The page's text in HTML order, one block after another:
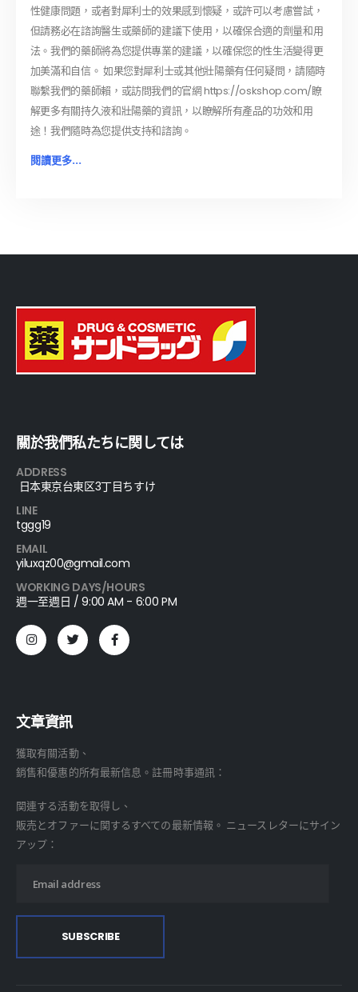
性健康問題，或者對犀利士的效果感到懷疑，或許可以考慮嘗試，
但請務必在諮詢醫生或藥師的建議下使用，以確保合適的劑量和用
法。我們的藥師將為您提供專業的建議，以確保您的性生活變得更
加美滿和自信。 如果您對犀利士或其他壯陽藥有任何疑問，請隨時
聯繫我們的藥師賴，或訪問我們的官網 https://oskshop.com/瞭
解更多有關持久液和壯陽藥的資訊，以瞭解所有產品的功效和用
途！我們隨時為您提供支持和諮詢。
閱讀更多...
關於我們私たちに関しては
ADDRESS
日本東京台東区3丁目ちすけ
LINE
tggg19
EMAIL
yiluxqz00@gmail.com
WORKING DAYS/HOURS
週一至週日 / 9:00 AM - 6:00 PM
文章資訊
獲取有關活動、
銷售和優惠的所有最新信息。註冊時事通訊：
関連する活動を取得し、
販売とオファーに関するすべての最新情報。 ニュースレターにサイン
アップ：